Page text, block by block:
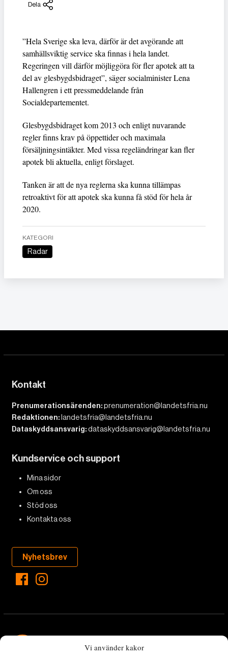
Vi använder kakor
Dela
”Hela Sverige ska leva, därför är det avgörande att
samhällsviktig service ska finnas i hela landet.
Regeringen vill därför möjliggöra för fler apotek att ta
del av glesbygdsbidraget”, säger socialminister Lena
Hallengren i ett pressmeddelande från
Socialdepartementet.
Glesbygdsbidraget kom 2013 och enligt nuvarande
regler finns krav på öppettider och maximala
försäljningsintäkter. Med vissa regeländringar kan fler
apotek bli aktuella, enligt förslaget.
Tanken är att de nya reglerna ska kunna tillämpas
retroaktivt för att apotek ska kunna få stöd för hela år
2020.
KATEGORI
Radar
Kontakt
Prenumerationsärenden:prenumeration@landetsfria.nu
Redaktionen: landetsfria@landetsfria.nu
Dataskyddsansvarig:dataskyddsansvarig@landetsfria.nu
Kundservice och support
Mina sidor
Om oss
Stöd oss
Kontakta oss
Nyhetsbrev